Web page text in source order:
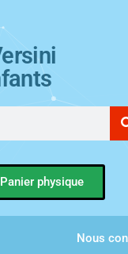
Panier physique
Nous